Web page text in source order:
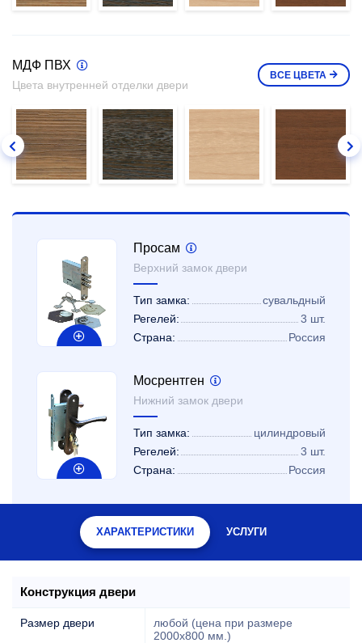
МДФ ПВХ
Цвета внутренней отделки двери
ВСЕ ЦВЕТА
Просам
Верхний замок двери
Тип замка:
сувальдный
Регелей:
3 шт.
Страна:
Россия
Мосрентген
Нижний замок двери
Тип замка:
цилиндровый
Регелей:
3 шт.
Страна:
Россия
ХАРАКТЕРИСТИКИ УСЛУГИ
Конструкция двери
Размер двери
любой (цена при размере
2000x800 мм.)